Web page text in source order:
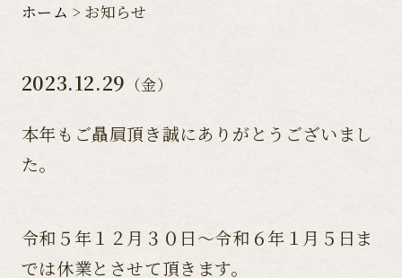
ホーム お知らせ
2023.12.29 （金）
本年もご贔屓頂き誠にありがとうございまし
た。
令和５年１２月３０日〜令和６年１月５日ま
では休業とさせて頂きます。